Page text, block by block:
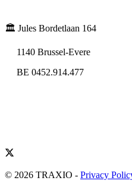
🏛️ Jules Bordetlaan 164
1140 Brussel-Evere
BE 0452.914.477
© 2026 TRAXIO - Privacy